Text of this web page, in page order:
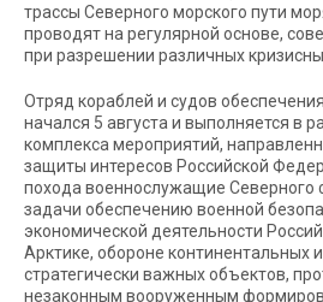
трассы Северного морского пути
проводят на регулярной основе,
при разрешении различных
Отряд кораблей и судов
начался 5 августа и выполняется в
комплекса мероприятий,
защиты интересов Российской
похода военнослужащие Северного
задачи обеспечению военной
экономической деятельности
Арктике, обороне континентальных
стратегически важных объектов,
незаконным вооруженным